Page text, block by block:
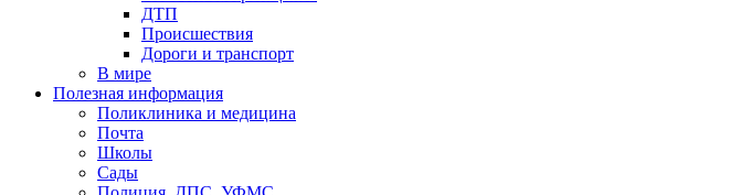
ДТП
Происшествия
Дороги и транспорт
В мире
Полезная информация
Поликлиника и медицина
Почта
Школы
Сады